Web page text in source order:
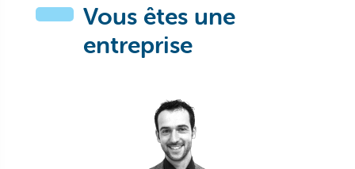
Vous êtes une
entreprise